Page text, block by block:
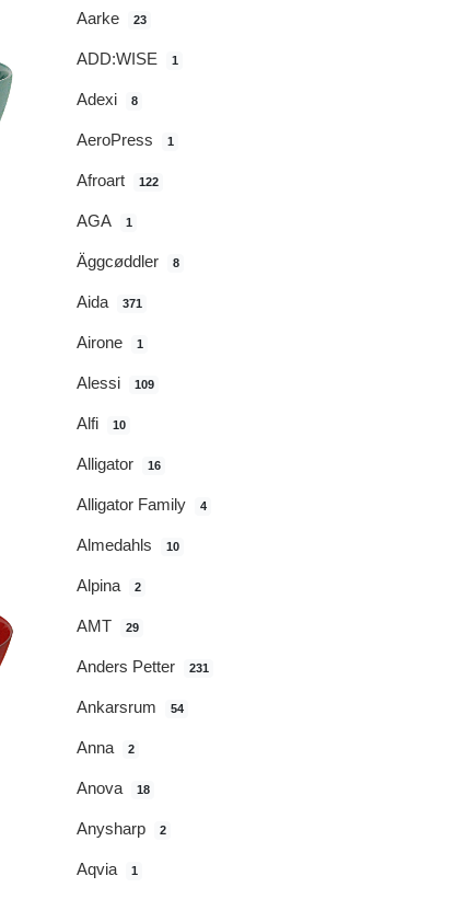
Aarke 23
ADD:WISE 1
Adexi 8
AeroPress 1
Afroart 122
AGA 1
Äggcøddler 8
Aida 371
Airone 1
Alessi 109
Alfi 10
Alligator 16
Alligator Family 4
Almedahls 10
Alpina 2
AMT 29
Anders Petter 231
Ankarsrum 54
Anna 2
Anova 18
Anysharp 2
Aqvia 1